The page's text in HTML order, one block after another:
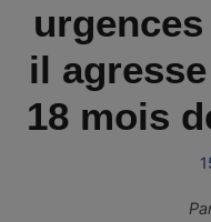
il
18 mois